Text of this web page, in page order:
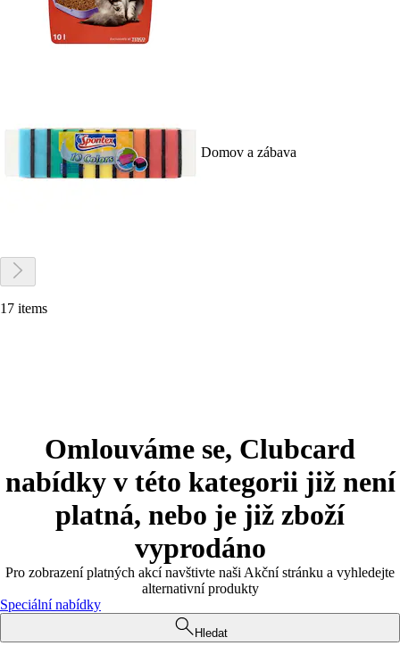
Domov a zábava
17 items
Omlouváme se, Clubcard
nabídky v této kategorii již není
platná, nebo je již zboží
vyprodáno
Pro zobrazení platných akcí navštivte naši Akční stránku a vyhledejte
alternativní produkty
Speciální nabídky
Hledat